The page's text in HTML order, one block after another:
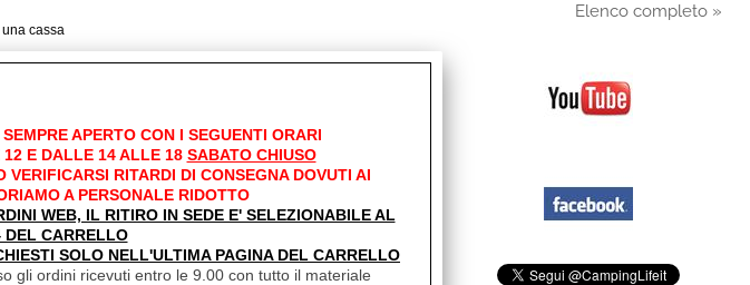
cassa
di
spia di
automatico
Volt) con
4010 G
Elenco completo »
APERTO CON I SEGUENTI ORARI
E DALLE 14 ALLE 18 SABATO CHIUSO
RITARDI DI CONSEGNA DOVUTI AI
A PERSONALE RIDOTTO
WEB, IL RITIRO IN SEDE E' SELEZIONABILE AL
DEL CARRELLO
SOLO NELL'ULTIMA PAGINA DEL CARRELLO
gli ordini ricevuti entro le 9.00 con tutto il materiale